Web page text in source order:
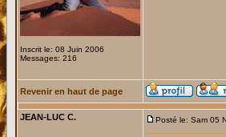
Inscrit le: 08 Juin 2006
Messages: 216
Revenir en haut de page
JEAN-LUC C. Posté le: Sam 05